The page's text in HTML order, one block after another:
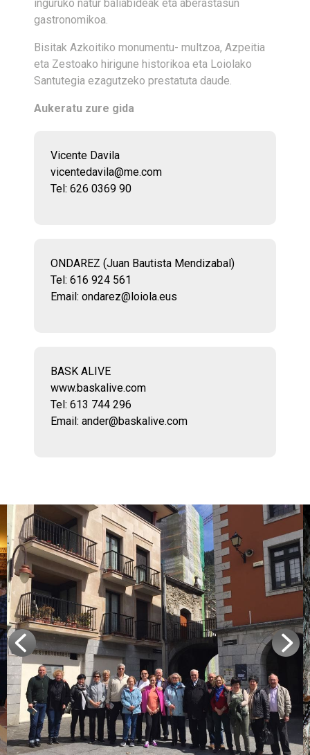
inguruko natur baliabideak eta aberastasun
gastronomikoa.
Bisitak Azkoitiko monumentu- multzoa, Azpeitia
eta Zestoako hirigune historikoa eta Loiolako
Santutegia ezagutzeko prestatuta daude.
Aukeratu zure gida
Vicente Davila
vicentedavila@me.com
Tel: 626 0369 90
ONDAREZ (Juan Bautista Mendizabal)
Tel: 616 924 561
Email: ondarez@loiola.eus
BASK ALIVE
www.baskalive.com
Tel: 613 744 296
Email: ander@baskalive.com